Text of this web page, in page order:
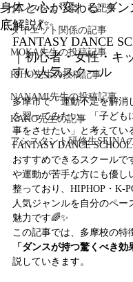
ダンスをより楽しむ記事
ダイエット関係の記事
MOKA先生の投稿記事
RIHO先生の投稿記事
NANAMI先生の投稿記事
KAKO先生の記事
アシスタント研修生SEINA
身体と心が変わる“ダン
底解説💃✨
FANTASY DANCE
｜初心者・女性・キ
すい人気スクール
多摩市で「運動不足を解消
を習ってみたい」「子ども
事をさせたい」と考えてい
FANTASY DANCE
おすすめできるスクールで
や運動が苦手な方にも優し
整っており、HIPHOP・K-
人気ジャンルを自分のペー
魅力です🌈✨
この記事では、多摩校の特
「ダンスが持つ驚くべき効
説していきます。